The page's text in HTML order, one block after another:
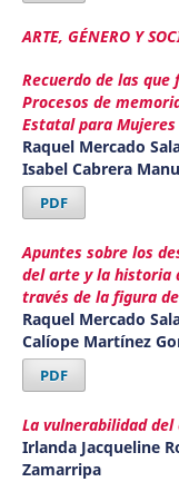
ARTE, GÉNERO Y
Recuerdo de las que
Procesos de
Estatal para
Raquel Mercado
Isabel Cabrera
PDF
Apuntes sobre los
del arte y la historia
través de la figura
Raquel Mercado
Calíope Martínez
PDF
La vulnerabilidad
Irlanda Jacqueline
Zamarripa